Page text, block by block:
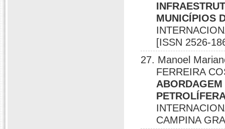
MUNICÍPIOS
[ISSN 2526-
27. Manoel
FERREIRA
CAMPINA